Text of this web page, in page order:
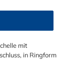
glatter
mit